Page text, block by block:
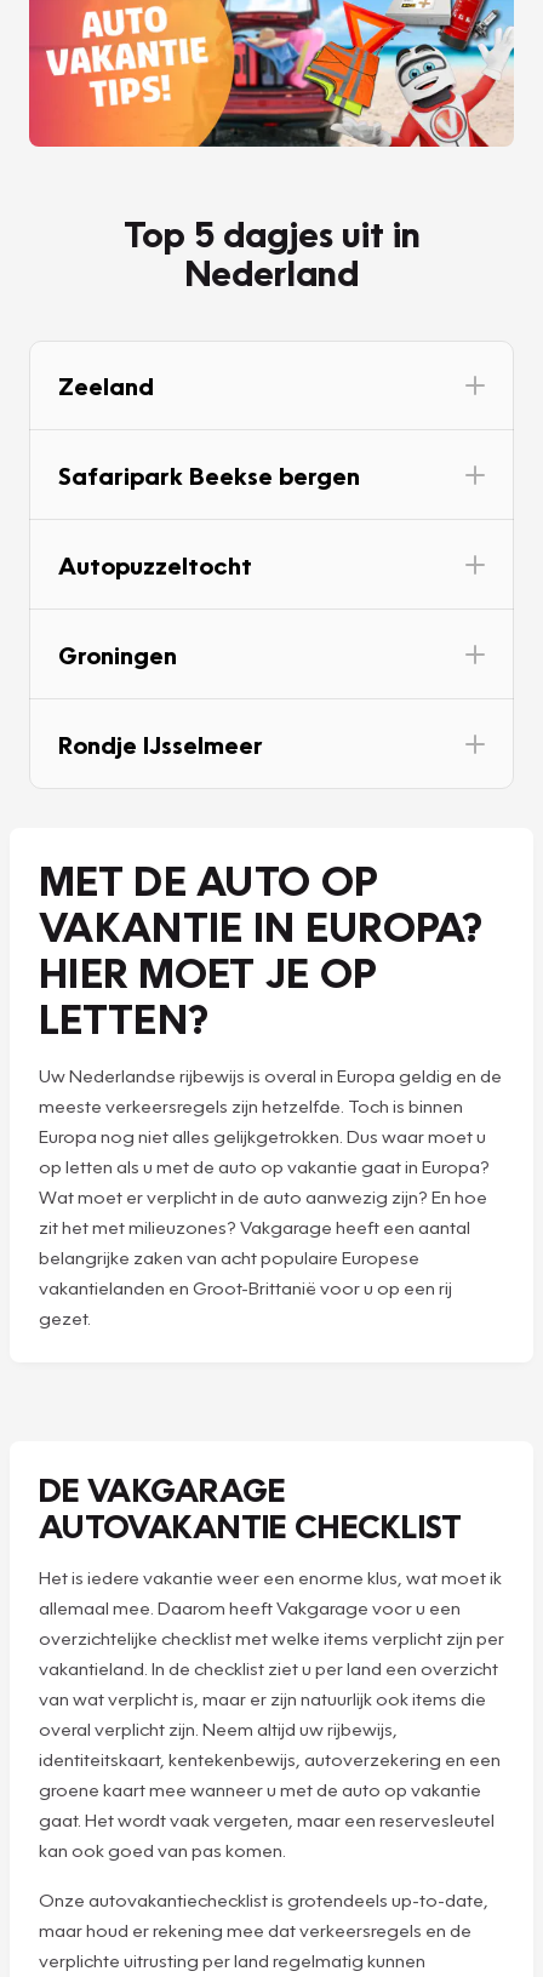
Top 5 dagjes uit in
Nederland
Zeeland
Safaripark Beekse bergen
Autopuzzeltocht
Groningen
Rondje IJsselmeer
MET DE AUTO OP
VAKANTIE IN EUROPA?
HIER MOET JE OP
LETTEN?
Uw Nederlandse rijbewijs is overal in Europa geldig en de
meeste verkeersregels zijn hetzelfde. Toch is binnen
Europa nog niet alles gelijkgetrokken. Dus waar moet u
op letten als u met de auto op vakantie gaat in Europa?
Wat moet er verplicht in de auto aanwezig zijn? En hoe
zit het met milieuzones? Vakgarage heeft een aantal
belangrijke zaken van acht populaire Europese
vakantielanden en Groot-Brittanië voor u op een rij
gezet.
DE VAKGARAGE
AUTOVAKANTIE CHECKLIST
Het is iedere vakantie weer een enorme klus, wat moet ik
allemaal mee. Daarom heeft Vakgarage voor u een
overzichtelijke checklist met welke items verplicht zijn per
vakantieland. In de checklist ziet u per land een overzicht
van wat verplicht is, maar er zijn natuurlijk ook items die
overal verplicht zijn. Neem altijd uw rijbewijs,
identiteitskaart, kentekenbewijs, autoverzekering en een
groene kaart mee wanneer u met de auto op vakantie
gaat. Het wordt vaak vergeten, maar een reservesleutel
kan ook goed van pas komen.
Onze autovakantiechecklist is grotendeels up-to-date,
maar houd er rekening mee dat verkeersregels en de
verplichte uitrusting per land regelmatig kunnen